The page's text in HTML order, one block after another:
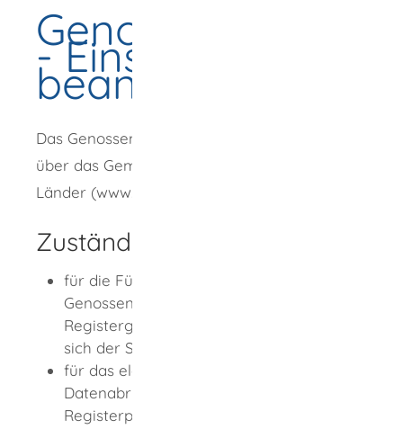
- Einsicht
beantragen
Das Genossenschaftsregister ist im Internet
über das Gemeinsame Registerportal der
Länder (www.handelsregister.de
Zuständige Stelle
für die Führung des
Genossenschaftsregisters: das
Registergericht, in dessen Registerbezirk
sich der Sitz der Genossenschaft befindet
für das elektronische
Datenabrufverfahren: das Gemeinsame
Registerportal der Länder